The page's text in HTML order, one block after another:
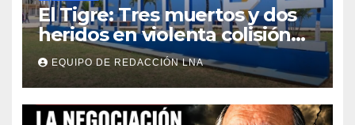
El Tigre: Tres muertos y dos
heridos en violenta colisión
de vehículos
EQUIPO DE REDACCIÓN LNA